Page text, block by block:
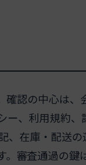
確認の中心は、
ー、利用規約、
、在庫・配送
。審査通過の鍵